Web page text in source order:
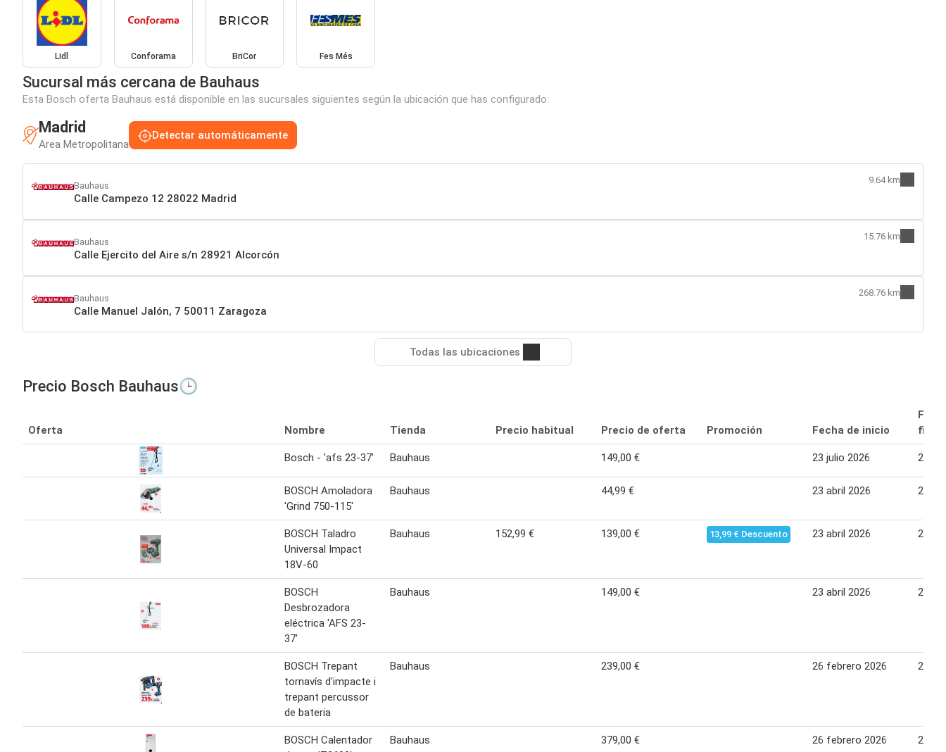
Lidl Conforama BriCor Fes Més
Sucursal más cercana de Bauhaus
Esta Bosch oferta Bauhaus está disponible en las sucursales siguientes según la ubicación que has configurado:
Madrid
Area Metropolitana
Detectar automáticamente
Bauhaus
Calle Campezo 12 28022 Madrid
9.64 km
Bauhaus
Calle Ejercito del Aire s/n 28921 Alcorcón
15.76 km
Bauhaus
Calle Manuel Jalón, 7 50011 Zaragoza
268.76 km
Todas las ubicaciones
Precio Bosch Bauhaus🕒
Oferta Nombre Tienda Precio habitual Precio de oferta Promoción Fecha de inicio
Bosch - 'afs 23-37' Bauhaus 149,00 € 23 julio 2026 26
BOSCH Amoladora
'Grind 750-115'
Bauhaus 44,99 € 23 abril 2026 27
BOSCH Taladro
Universal Impact
18V-60
Bauhaus 152,99 € 139,00 € 13,99 € Descuento 23 abril 2026 27
BOSCH
Desbrozadora
eléctrica 'AFS 23-
37'
Bauhaus 149,00 € 23 abril 2026 27
BOSCH Trepant
tornavís d'impacte i
trepant percussor
de bateria
Bauhaus 239,00 € 26 febrero 2026 25
BOSCH Calentador
Bauhaus 379,00 € 26 febrero 2026 25